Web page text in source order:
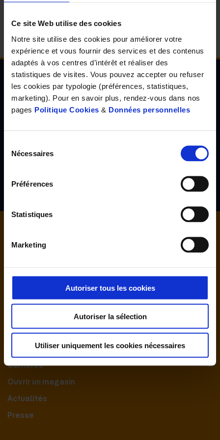
Ce site Web utilise des cookies
Notre site utilise des cookies pour améliorer votre
expérience et vous fournir des services et des contenus
adaptés à vos centres d’intérêt et réaliser des
statistiques de visites. Vous pouvez accepter ou refuser
les cookies par typologie (préférences, statistiques,
marketing). Pour en savoir plus, rendez-vous dans nos
pages Politique Cookies & Données personnelles
Nécessaires
Préférences
Statistiques
Marketing
Autoriser tous les cookies
Autoriser la sélection
Utiliser uniquement les cookies nécessaires
Nous contacter
Le Groupement
Nos engagements
Carrières
Ouvrir un magasin
Actualités
Presse
Newsletter de l'Observatoire de la santé Visuelle
et Auditive